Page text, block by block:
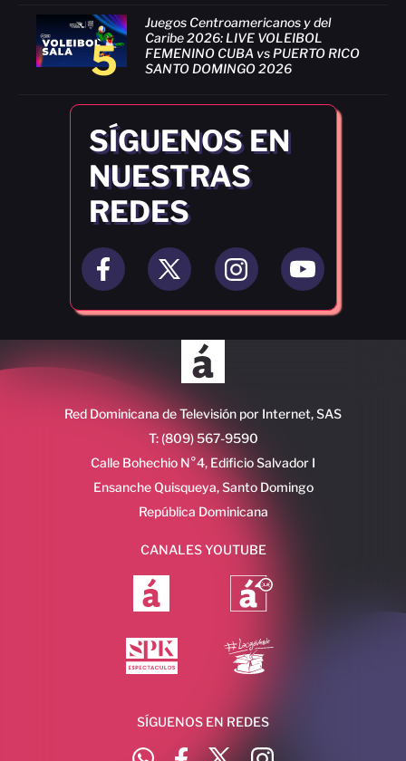
5
Juegos Centroamericanos y del
Caribe 2026: LIVE VOLEIBOL
FEMENINO CUBA vs PUERTO RICO
SANTO DOMINGO 2026
SÍGUENOS EN
NUESTRAS
REDES
Red Dominicana de Televisión por Internet, SAS
T: (809) 567-9590
Calle Bohechio N°4, Edificio Salvador I
Ensanche Quisqueya, Santo Domingo
República Dominicana
CANALES YOUTUBE
SÍGUENOS EN REDES